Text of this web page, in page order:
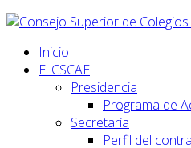
Inicio
El CSCAE
Presidencia
Programa de
Secretaría
Perfil del